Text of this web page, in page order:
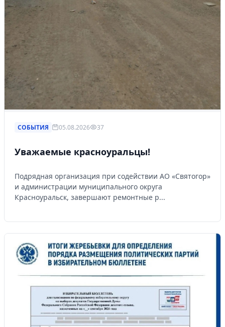
СОБЫТИЯ 05.08.2026 37
Уважаемые красноуральцы!
Подрядная организация при содействии АО «Святогор»
и администрации муниципального округа
Красноуральск, завершают ремонтные р...